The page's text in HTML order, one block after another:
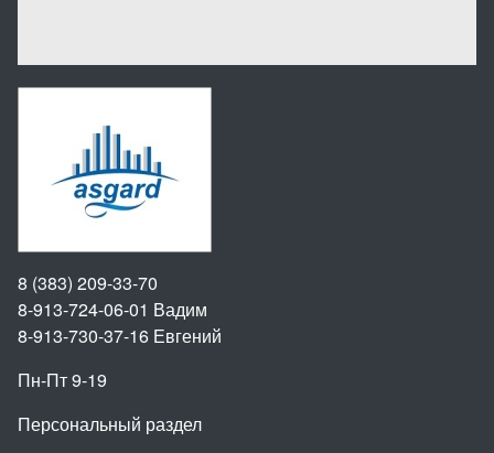
8 (383) 209-33-70
8-913-724-06-01 Вадим
8-913-730-37-16 Евгений
Пн-Пт 9-19
Персональный раздел